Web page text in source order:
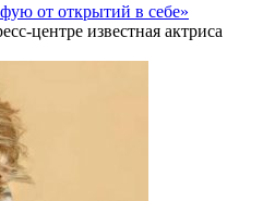
от открытий в себе»
центре известная актриса